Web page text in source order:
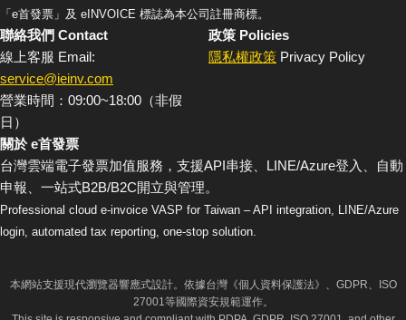
「e首發票」及 eINVOICE 標誌為本公司註冊商標。
聯絡我們 Contact
線上客服 Email:
service@ieinv.com
營業時間：09:00~18:00（非假
日）
政策 Policies
隱私權政策 Privacy Policy
關於 e首發票
台灣雲端電子發票加值服務，支援API串接、LINE/Azure登入、自動
申報、一站式B2B/B2C開立與管理。
Professional cloud e-invoice VASP for Taiwan – API integration, LINE/Azure
login, automated tax reporting, one-stop solution.
本網站支援現代瀏覽器響應式設計。依據台灣《個人資料保護法》、GDPR、ISO
27001等國際資安規範運作。